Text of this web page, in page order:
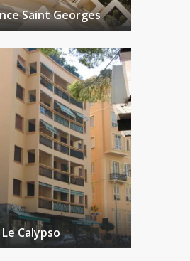
Saint Georges
Le Calypso